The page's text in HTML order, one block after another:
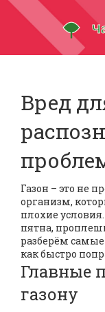
Вред
Газон – это не
организм,
плохие
пятна,
разберём
как быстро
Главные
газону